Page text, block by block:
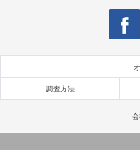
調査方法